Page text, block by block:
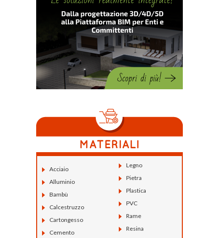
Acciaio
Alluminio
Bambù
Calcestruzzo
Cartongesso
Cemento
Legno
Pietra
Plastica
PVC
Rame
Resina